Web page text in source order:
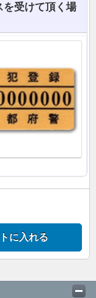
を受けて頂く場
に入れる